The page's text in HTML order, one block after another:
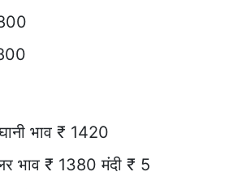
भाव ₹ 1420
भाव ₹ 1380 मंदी ₹ 5